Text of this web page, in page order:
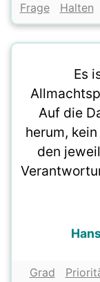
Frage Halten
Es
Auf die
herum,
den
Grad